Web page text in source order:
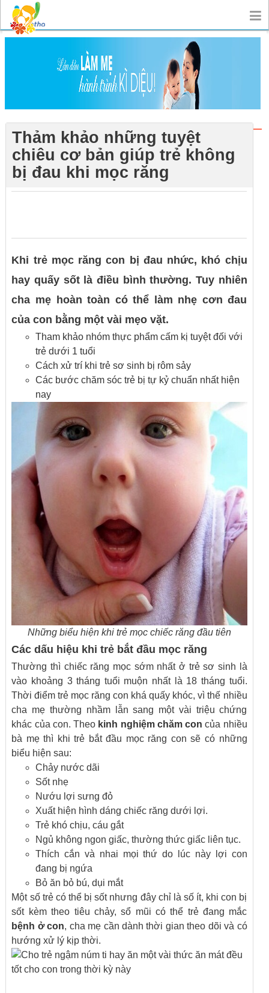
Thảm khảo những tuyệt
chiêu cơ bản giúp trẻ không
bị đau khi mọc răng
Khi trẻ mọc răng con bị đau nhức, khó chịu
hay quấy sốt là điều bình thường. Tuy nhiên
cha mẹ hoàn toàn có thể làm nhẹ cơn đau
của con bằng một vài mẹo vặt.
Tham khảo nhóm thực phẩm cấm kị tuyệt đối với
trẻ dưới 1 tuổi
Cách xử trí khi trẻ sơ sinh bị rôm sảy
Các bước chăm sóc trẻ bị tự kỷ chuẩn nhất hiện
nay
Những biểu hiện khi trẻ mọc chiếc răng đầu tiên
Các dấu hiệu khi trẻ bắt đầu mọc răng
Thường thì chiếc răng mọc sớm nhất ở trẻ sơ sinh là
vào khoảng 3 tháng tuổi muộn nhất là 18 tháng tuổi.
Thời điểm trẻ mọc răng con khá quấy khóc, vì thế nhiều
cha mẹ thường nhầm lẫn sang một vài triệu chứng
khác của con. Theo kinh nghiệm chăm con của nhiều
bà mẹ thì khi trẻ bắt đầu mọc răng con sẽ có những
biểu hiện sau:
Chảy nước dãi
Sốt nhẹ
Nướu lợi sưng đỏ
Xuất hiện hình dáng chiếc răng dưới lợi.
Trẻ khó chịu, cáu gắt
Ngủ không ngon giấc, thường thức giấc liên tục.
Thích cắn và nhai mọi thứ do lúc này lợi con
đang bị ngứa
Bỏ ăn bỏ bú, dụi mắt
Một số trẻ có thể bị sốt nhưng đây chỉ là số ít, khi con bị
sốt kèm theo tiêu chảy, sổ mũi có thể trẻ đang mắc
bệnh ở con, cha mẹ cần dành thời gian theo dõi và có
hướng xử lý kịp thời.